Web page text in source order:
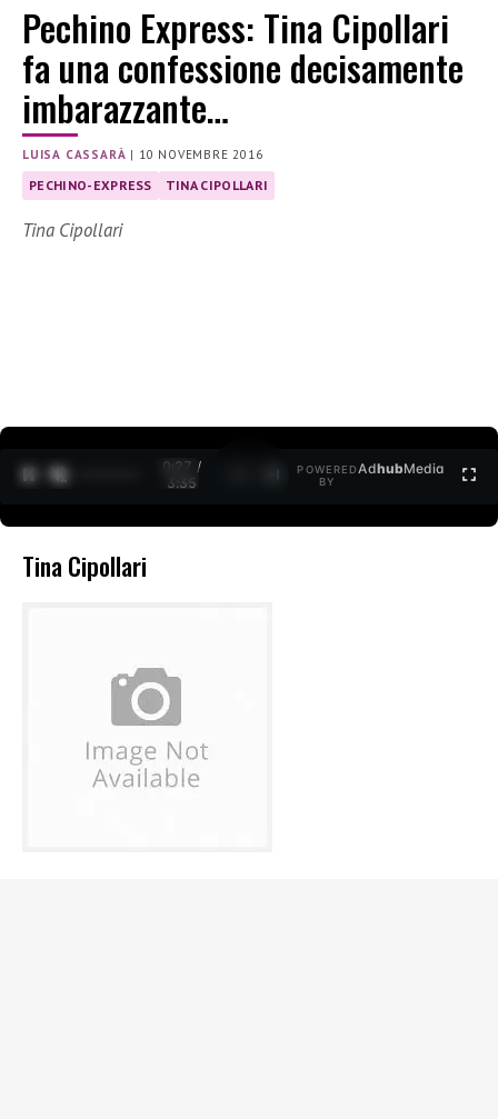
Pechino Express: Tina Cipollari
fa una confessione decisamente
imbarazzante…
LUISA CASSARÀ | 10 NOVEMBRE 2016
PECHINO-EXPRESS TINA CIPOLLARI
Tina Cipollari
0:27 /
3:35
POWERED
BY
AdhubMedia
Tina Cipollari